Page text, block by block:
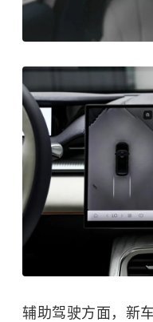
辅助驾驶方面，新